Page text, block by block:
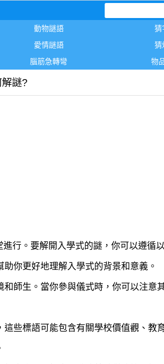
動物謎語
猜
愛情謎語
猜
腦筋急轉彎 物
解謎?
行。要解開入學式的謎，你可以遵循
你更好地理解入學式的背景和意義。
師生。當你參與儀式時，你可以注意
些標語可能包含有關學校價值觀、教